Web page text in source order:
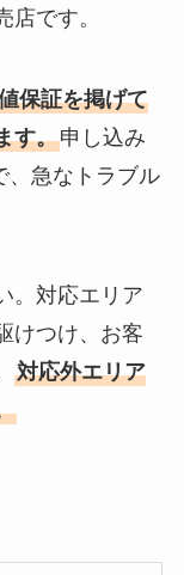
です。
保証を掲げて
す。申し込み
、急なトラブル
。対応エリア
けつけ、お客
対応外エリア